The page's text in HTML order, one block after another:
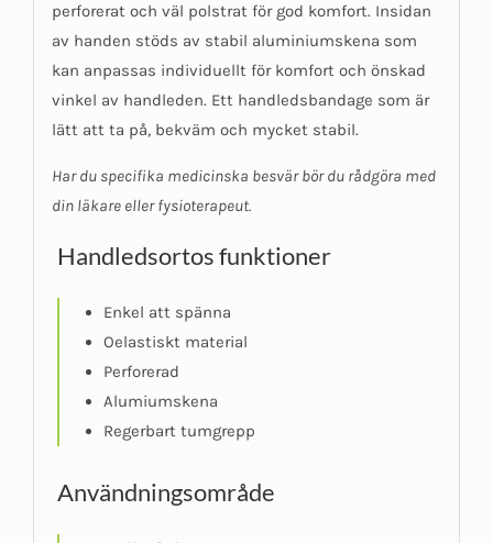
perforerat och väl polstrat för god komfort. Insidan
av handen stöds av stabil aluminiumskena som
kan anpassas individuellt för komfort och önskad
vinkel av handleden. Ett handledsbandage som är
lätt att ta på, bekväm och mycket stabil.
Har du specifika medicinska besvär bör du rådgöra med
din läkare eller fysioterapeut.
Handledsortos funktioner
Enkel att spänna
Oelastiskt material
Perforerad
Alumiumskena
Regerbart tumgrepp
Användningsområde